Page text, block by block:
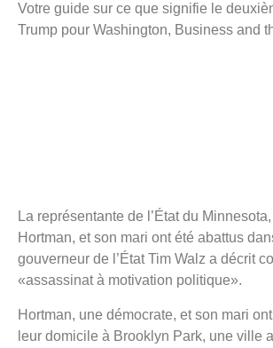
Votre guide sur ce que signifie le
Trump pour Washington, Business and
La représentante de l’État du
Hortman, et son mari ont été abattus
gouverneur de l’État Tim Walz a décrit
«assassinat à motivation politique».
Hortman, une démocrate, et son mari
leur domicile à Brooklyn Park, une ville